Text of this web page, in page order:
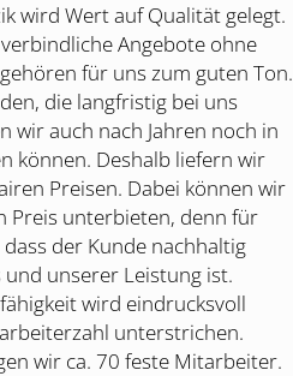
wird Wert auf Qualität gelegt.
Angebote ohne
für uns zum guten Ton.
die langfristig bei uns
wir auch nach Jahren noch in
können. Deshalb liefern wir
Preisen. Dabei können wir
Preis unterbieten, denn für
der Kunde nachhaltig
unserer Leistung ist.
wird eindrucksvoll
unterstrichen.
wir ca. 70 feste Mitarbeiter.